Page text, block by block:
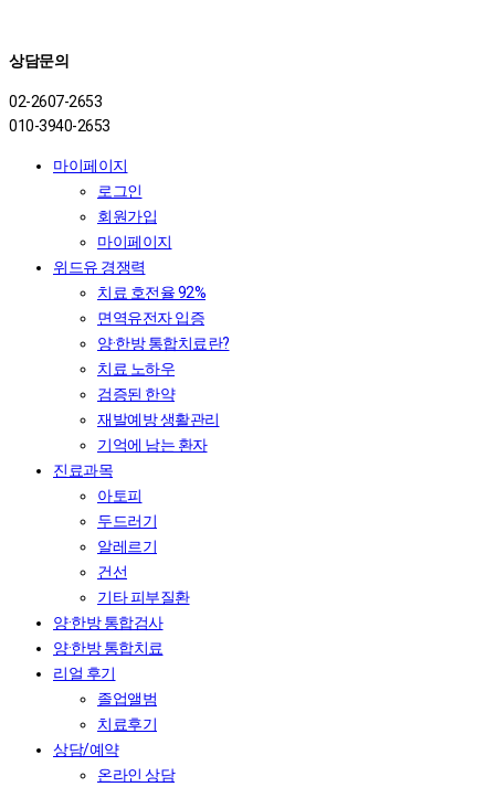
상담문의
02-2607-2653
010-3940-2653
마이페이지
로그인
회원가입
마이페이지
위드유 경쟁력
치료 호전율 92%
면역유전자 입증
양·한방 통합치료란?
치료 노하우
검증된 한약
재발예방 생활관리
기억에 남는 환자
진료과목
아토피
두드러기
알레르기
건선
기타 피부질환
양·한방 통합검사
양·한방 통합치료
리얼 후기
졸업앨범
치료후기
상담/예약
온라인 상담